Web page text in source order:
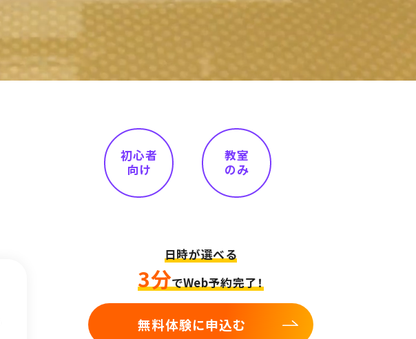
初心者
向け
教室
のみ
日時が選べる
3分でWeb予約完了！
無料体験に申込む